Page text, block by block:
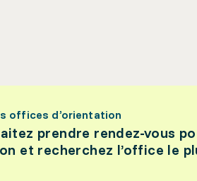
offices d’orientation
prendre rendez-vous
et recherchez l’office le